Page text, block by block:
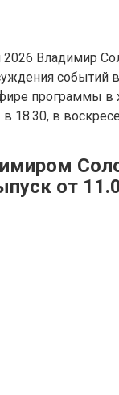
2026 Владимир
событий
программы в
в 18.30, в
от